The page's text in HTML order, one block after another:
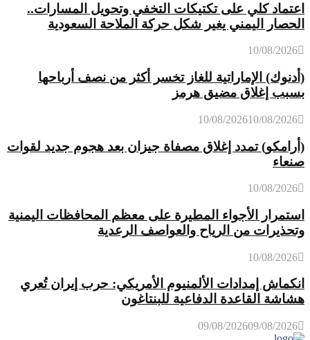
اعتماد كلي على تكتيكات التخفي وتحويل المسارات..
الحصار اليمني يغير شكل حركة الملاحة السعودية
10/08/2026
(أدنوك) الإماراتية للغاز تخسر أكثر من نصف أرباحها
بسبب إغلاق مضيق هرمز
10/08/202610/08/2026
(أرامكو) تمدد إغلاق مصفاة جيزان بعد هجوم جديد لقوات
صنعاء
10/08/2026
استمرار الأجواء المطيرة على معظم المحافظات اليمنية
وتحذيرات من الرياح والعواصف الرعدية
10/08/2026
انكماش إمدادات الألمنيوم الأمريكي: حرب إيران تُعري
هشاشة القاعدة الدفاعية للبنتاغون
09/08/202609/08/2026